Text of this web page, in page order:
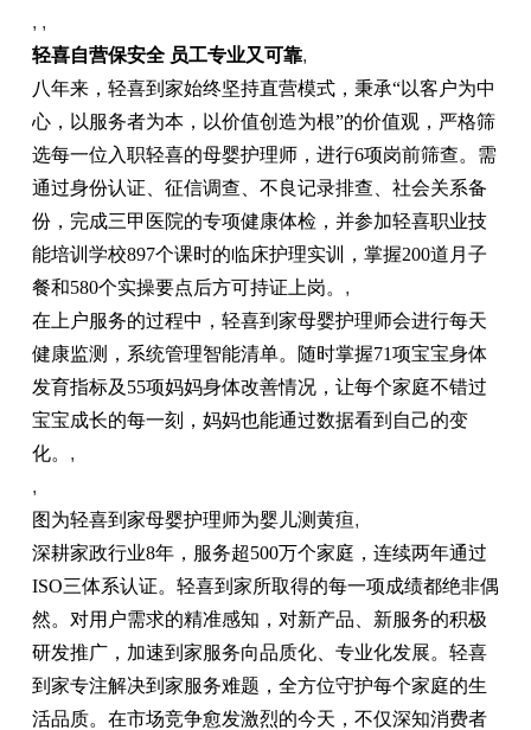
, ,
轻喜自营保安全 员工专业又可靠,
八年来，轻喜到家始终坚持直营模式，秉承“以客户为中
心，以服务者为本，以价值创造为根”的价值观，严格筛
选每一位入职轻喜的母婴护理师，进行6项岗前筛查。需
通过身份认证、征信调查、不良记录排查、社会关系备
份，完成三甲医院的专项健康体检，并参加轻喜职业技
能培训学校897个课时的临床护理实训，掌握200道月子
餐和580个实操要点后方可持证上岗。 ,
在上户服务的过程中，轻喜到家母婴护理师会进行每天
健康监测，系统管理智能清单。随时掌握71项宝宝身体
发育指标及55项妈妈身体改善情况，让每个家庭不错过
宝宝成长的每一刻，妈妈也能通过数据看到自己的变
化。 ,
,
图为轻喜到家母婴护理师为婴儿测黄疸,
深耕家政行业8年，服务超500万个家庭，连续两年通过
ISO三体系认证。轻喜到家所取得的每一项成绩都绝非偶
然。对用户需求的精准感知，对新产品、新服务的积极
研发推广，加速到家服务向品质化、专业化发展。轻喜
到家专注解决到家服务难题，全方位守护每个家庭的生
活品质。在市场竞争愈发激烈的今天，不仅深知消费者